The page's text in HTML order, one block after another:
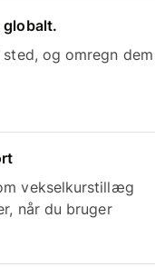
globalt.
og omregn dem
vekselkurstillæg
når du bruger